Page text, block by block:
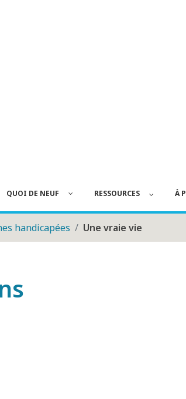
QUOI DE NEUF RESSOURCES À
handicapées Une vraie vie